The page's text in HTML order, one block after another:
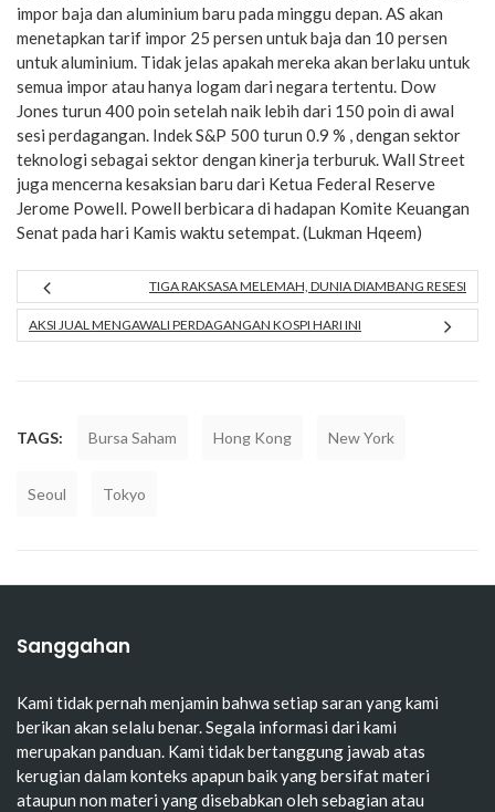
impor baja dan aluminium baru pada minggu depan. AS akan
menetapkan tarif impor 25 persen untuk baja dan 10 persen
untuk aluminium. Tidak jelas apakah mereka akan berlaku untuk
semua impor atau hanya logam dari negara tertentu. Dow
Jones turun 400 poin setelah naik lebih dari 150 poin di awal
sesi perdagangan. Indek S&P 500 turun 0.9 % , dengan sektor
teknologi sebagai sektor dengan kinerja terburuk. Wall Street
juga mencerna kesaksian baru dari Ketua Federal Reserve
Jerome Powell. Powell berbicara di hadapan Komite Keuangan
Senat pada hari Kamis waktu setempat. (Lukman Hqeem)
TIGA RAKSASA MELEMAH, DUNIA DIAMBANG RESESI
AKSI JUAL MENGAWALI PERDAGANGAN KOSPI HARI INI
TAGS: Bursa Saham Hong Kong New York
Seoul Tokyo
Sanggahan
Kami tidak pernah menjamin bahwa setiap saran yang kami
berikan akan selalu benar. Segala informasi dari kami
merupakan panduan. Kami tidak bertanggung jawab atas
kerugian dalam konteks apapun baik yang bersifat materi
ataupun non materi yang disebabkan oleh sebagian atau